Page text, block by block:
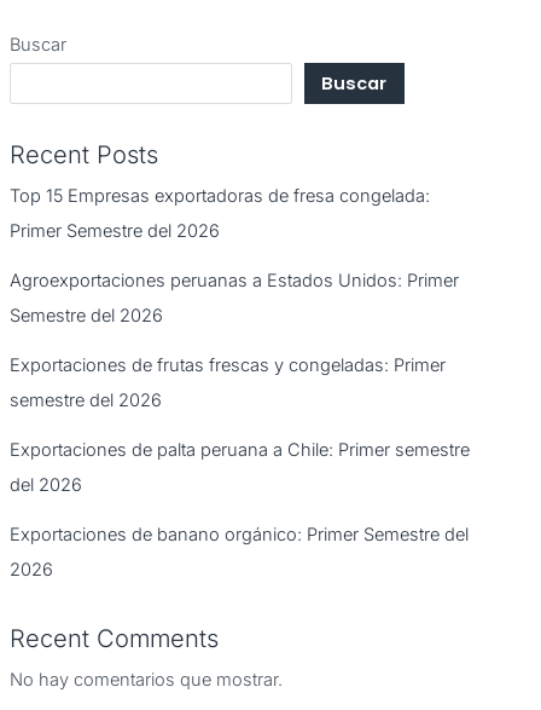
Buscar
Buscar
Recent Posts
Top 15 Empresas exportadoras de fresa congelada:
Primer Semestre del 2026
Agroexportaciones peruanas a Estados Unidos: Primer
Semestre del 2026
Exportaciones de frutas frescas y congeladas: Primer
semestre del 2026
Exportaciones de palta peruana a Chile: Primer semestre
del 2026
Exportaciones de banano orgánico: Primer Semestre del
2026
Recent Comments
No hay comentarios que mostrar.